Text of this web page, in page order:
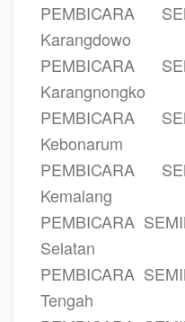
PEMBICARA
Karangdowo
PEMBICARA
Karangnongko
PEMBICARA
Kebonarum
PEMBICARA
Kemalang
PEMBICARA
Selatan
PEMBICARA
Tengah